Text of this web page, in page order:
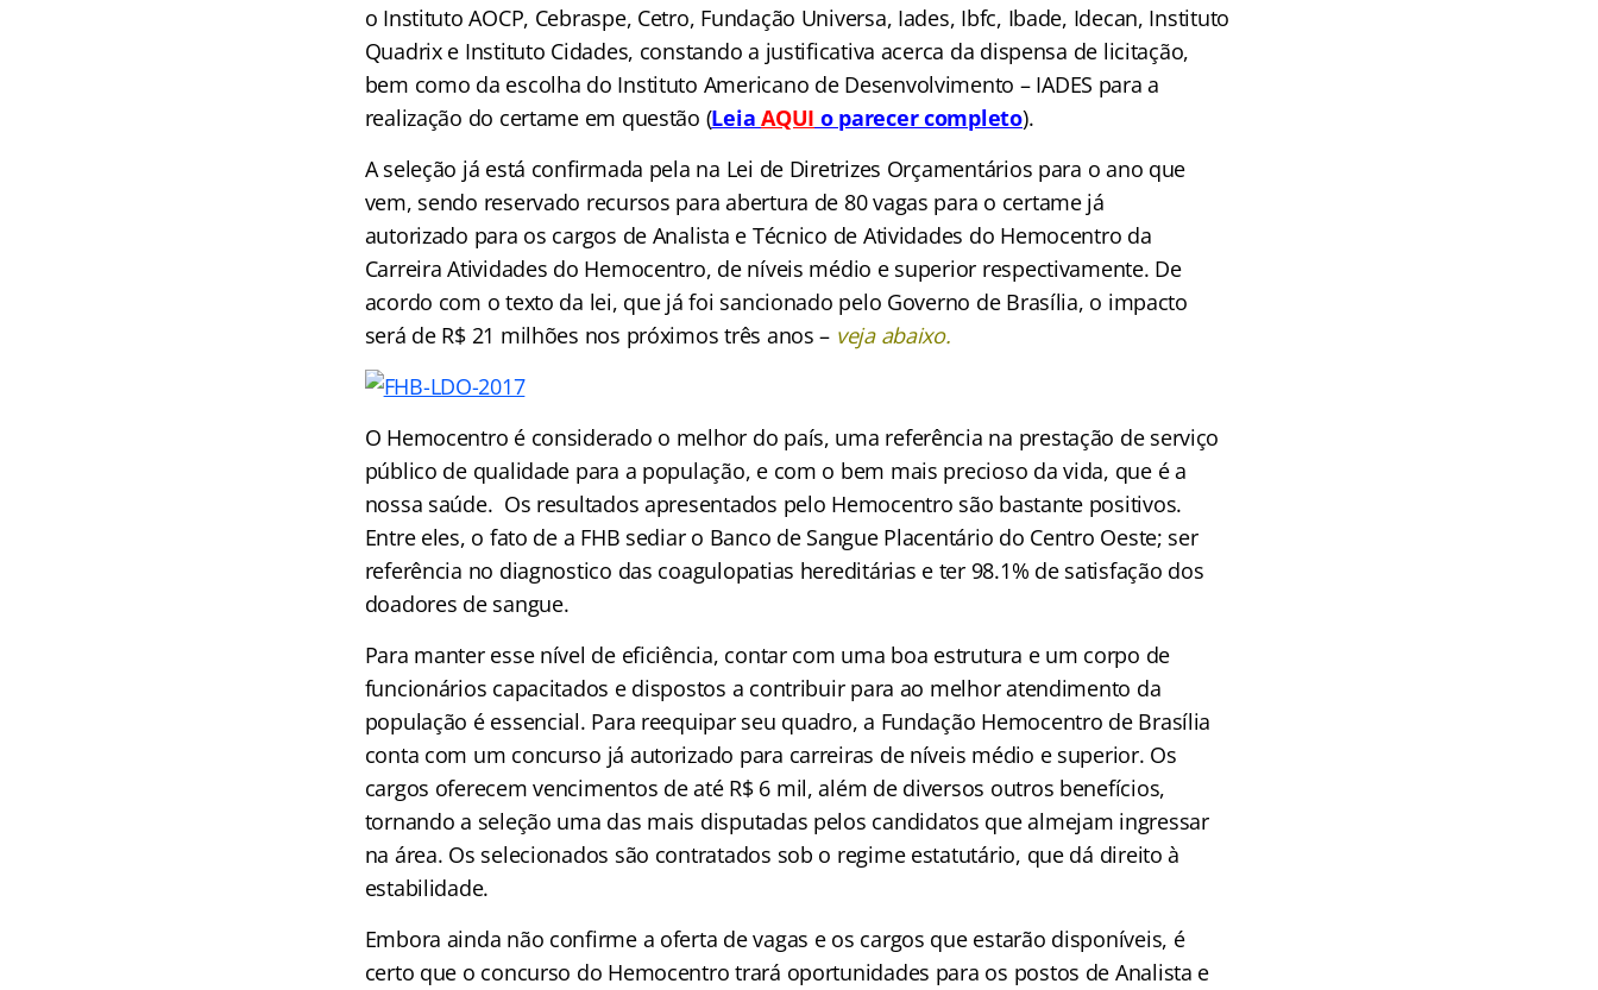
o Instituto AOCP, Cebraspe, Cetro, Fundação Universa, Iades, Ibfc, Ibade, Idecan, Instituto
Quadrix e Instituto Cidades, constando a justificativa acerca da dispensa de licitação,
bem como da escolha do Instituto Americano de Desenvolvimento – IADES para a
realização do certame em questão (LeiaAQUI o parecer completo).
A seleção já está confirmada pela na Lei de Diretrizes Orçamentários para o ano que
vem, sendo reservado recursos para abertura de 80 vagas para o certame já
autorizado para os cargos de Analista e Técnico de Atividades do Hemocentro da
Carreira Atividades do Hemocentro, de níveis médio e superior respectivamente. De
acordo com o texto da lei, que já foi sancionado pelo Governo de Brasília, o impacto
será de R$ 21 milhões nos próximos três anos – veja abaixo.
O Hemocentro é considerado o melhor do país, uma referência na prestação de serviço
público de qualidade para a população, e com o bem mais precioso da vida, que é a
nossa saúde. Os resultados apresentados pelo Hemocentro são bastante positivos.
Entre eles, o fato de a FHB sediar o Banco de Sangue Placentário do Centro Oeste; ser
referência no diagnostico das coagulopatias hereditárias e ter 98.1% de satisfação dos
doadores de sangue.
Para manter esse nível de eficiência, contar com uma boa estrutura e um corpo de
funcionários capacitados e dispostos a contribuir para ao melhor atendimento da
população é essencial. Para reequipar seu quadro, a Fundação Hemocentro de Brasília
conta com um concurso já autorizado para carreiras de níveis médio e superior. Os
cargos oferecem vencimentos de até R$ 6 mil, além de diversos outros benefícios,
tornando a seleção uma das mais disputadas pelos candidatos que almejam ingressar
na área. Os selecionados são contratados sob o regime estatutário, que dá direito à
estabilidade.
Embora ainda não confirme a oferta de vagas e os cargos que estarão disponíveis, é
certo que o concurso do Hemocentro trará oportunidades para os postos de Analista e